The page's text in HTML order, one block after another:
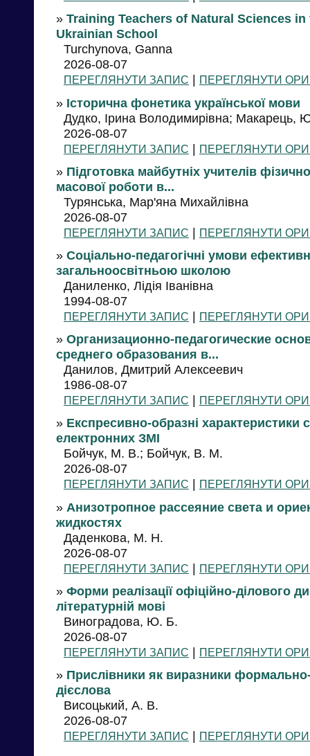
» Training Teachers of Natural Sciences
Ukrainian School
Turchynova, Ganna
2026-08-07
ПЕРЕГЛЯНУТИ ЗАПИС | ПЕРЕГЛЯНУТИ
» Історична фонетика української мови
Дудко, Ірина Володимирівна; Макарець,
2026-08-07
ПЕРЕГЛЯНУТИ ЗАПИС | ПЕРЕГЛЯНУТИ
» Підготовка майбутніх учителів
масової роботи в...
Турянська, Мар'яна Михайлівна
2026-08-07
ПЕРЕГЛЯНУТИ ЗАПИС | ПЕРЕГЛЯНУТИ
» Соціально-педагогічні умови
загальноосвітньою школою
Даниленко, Лідія Іванівна
1994-08-07
ПЕРЕГЛЯНУТИ ЗАПИС | ПЕРЕГЛЯНУТИ
» Организационно-педагогические
среднего образования в...
Данилов, Дмитрий Алексеевич
1986-08-07
ПЕРЕГЛЯНУТИ ЗАПИС | ПЕРЕГЛЯНУТИ
» Експресивно-образні характеристики
електронних ЗМІ
Бойчук, М. В.; Бойчук, В. М.
2026-08-07
ПЕРЕГЛЯНУТИ ЗАПИС | ПЕРЕГЛЯНУТИ
» Анизотропное рассеяние света и
жидкостях
Даденкова, М. Н.
2026-08-07
ПЕРЕГЛЯНУТИ ЗАПИС | ПЕРЕГЛЯНУТИ
» Форми реалізації офіційно-ділового
літературній мові
Виноградова, Ю. Б.
2026-08-07
ПЕРЕГЛЯНУТИ ЗАПИС | ПЕРЕГЛЯНУТИ
» Прислівники як виразники
дієслова
Висоцький, А. В.
2026-08-07
ПЕРЕГЛЯНУТИ ЗАПИС | ПЕРЕГЛЯНУТИ